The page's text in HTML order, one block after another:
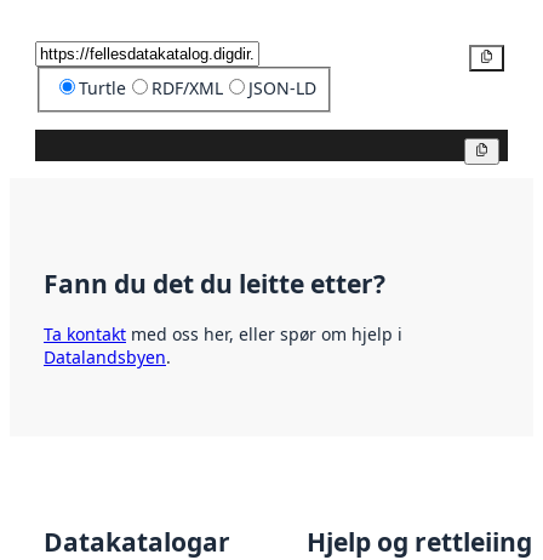
Turtle RDF/XML JSON-LD
Fann du det du leitte etter?
Ta kontakt med oss her, eller spør om hjelp i
Datalandsbyen.
Datakatalogar Hjelp og rettleiing